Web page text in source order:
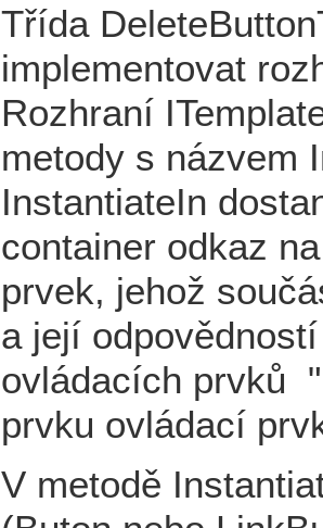
Třída
implementovat
Rozhraní
metody s názvem
InstantiateIn
container odkaz
prvek, jehož
a její
ovládacích prvků
prvku ovládací
V metodě